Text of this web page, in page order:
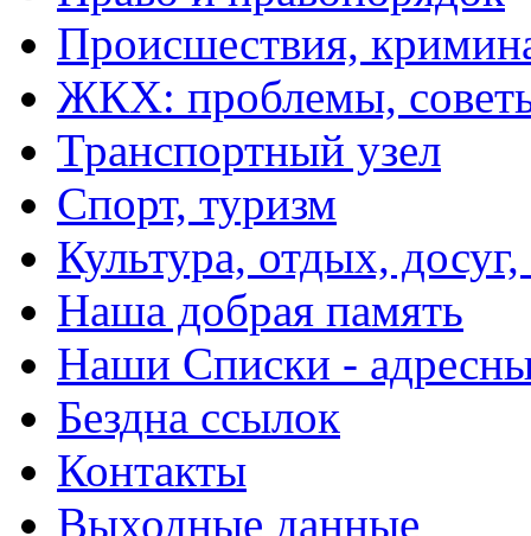
Происшествия,
ЖКХ: проблемы,
Транспортный узел
Спорт, туризм
Культура, отдых,
Наша добрая память
Наши Списки -
Бездна ссылок
Контакты
Выходные данные